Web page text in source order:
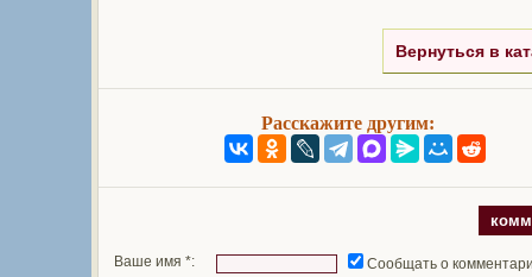
Вернуться в
Расскажите другим:
Ваше имя *:
Сообщать о